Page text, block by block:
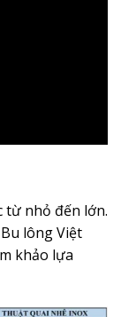
từ nhỏ đến lớn.
lông Việt
khảo lựa